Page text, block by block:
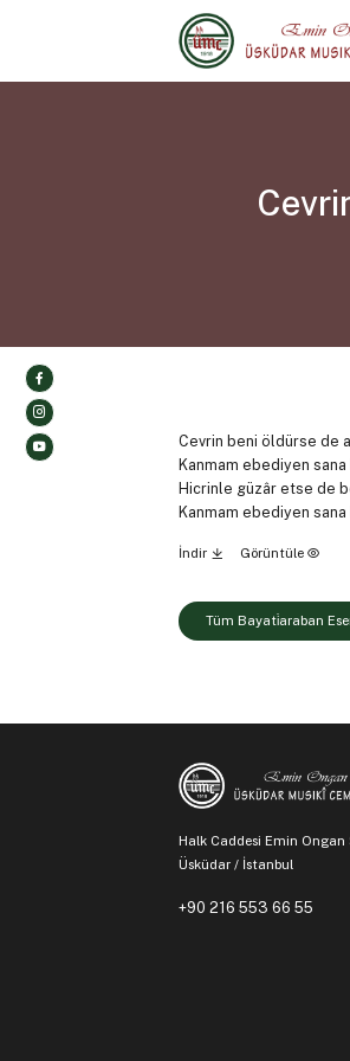
Cevrin beni öldürse de
Kanmam ebediyen
Hicrinle güzâr etse de
Kanmam ebediyen
İndir Görüntüle
Tüm Bayati̇araban
Halk Caddesi Emin Ongan
Üsküdar / İstanbul
+90 216 553 66 55